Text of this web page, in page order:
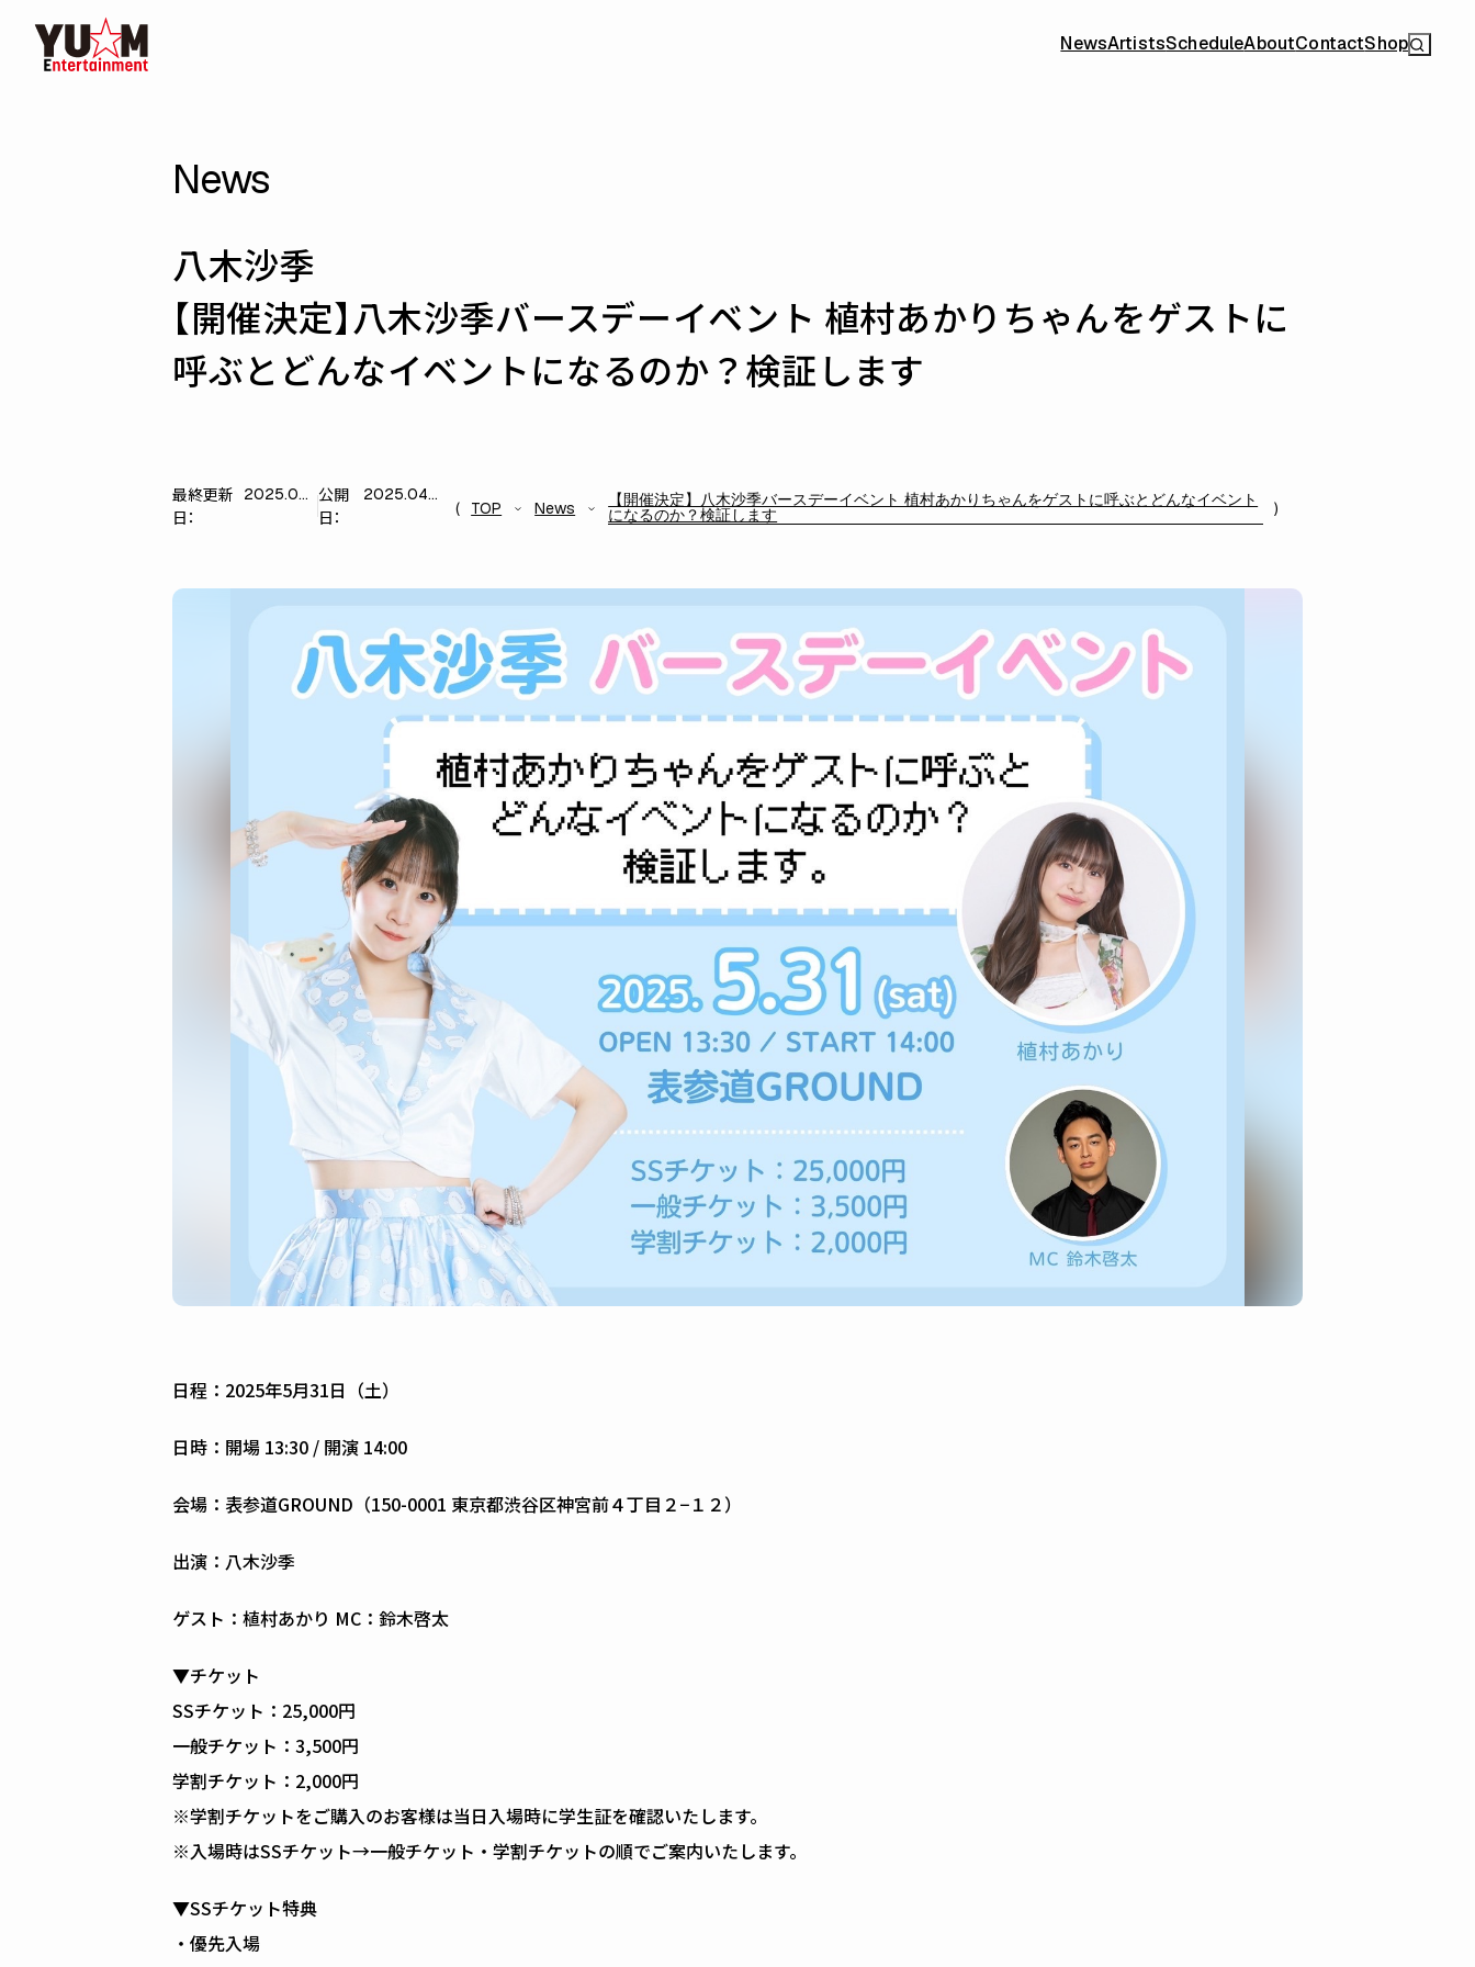
NewsArtistsScheduleAboutContactShop
News
八木沙季
【開催決定】八木沙季バースデーイベント 植村あかりちゃんをゲストに
呼ぶとどんなイベントになるのか？検証します
最終更新
日：
2025.04.25 公開
日：
2025.04.09
TOP News 【開催決定】八木沙季バースデーイベント 植村あかりちゃんをゲストに呼ぶとどんなイベント
になるのか？検証します
日程：2025年5月31日（土）
日時：開場 13:30 / 開演 14:00
会場：表参道GROUND（150-0001 東京都渋谷区神宮前４丁目２−１２）
出演：八木沙季
ゲスト：植村あかり MC：鈴木啓太
▼チケット
SSチケット：25,000円
一般チケット：3,500円
学割チケット：2,000円
※学割チケットをご購入のお客様は当日入場時に学生証を確認いたします。
※入場時はSSチケット→一般チケット・学割チケットの順でご案内いたします。
▼SSチケット特典
・優先入場